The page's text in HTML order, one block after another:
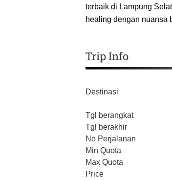
terbaik di Lampung
healing dengan nuansa
Trip Info
Destinasi
Tgl berangkat
Tgl berakhir
No Perjalanan
Min Quota
Max Quota
Price